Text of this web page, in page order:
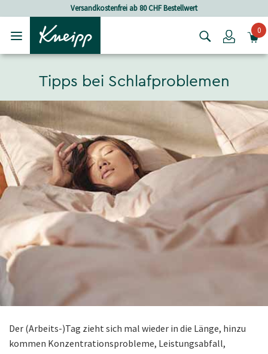
Skip to main content
Skip to footer contentVersandkostenfrei ab 80 CHF Bestellwert
Login0
Tipps bei Schlafproblemen
Der (Arbeits-)Tag zieht sich mal wieder in die Länge, hinzu
kommen Konzentrationsprobleme, Leistungsabfall,